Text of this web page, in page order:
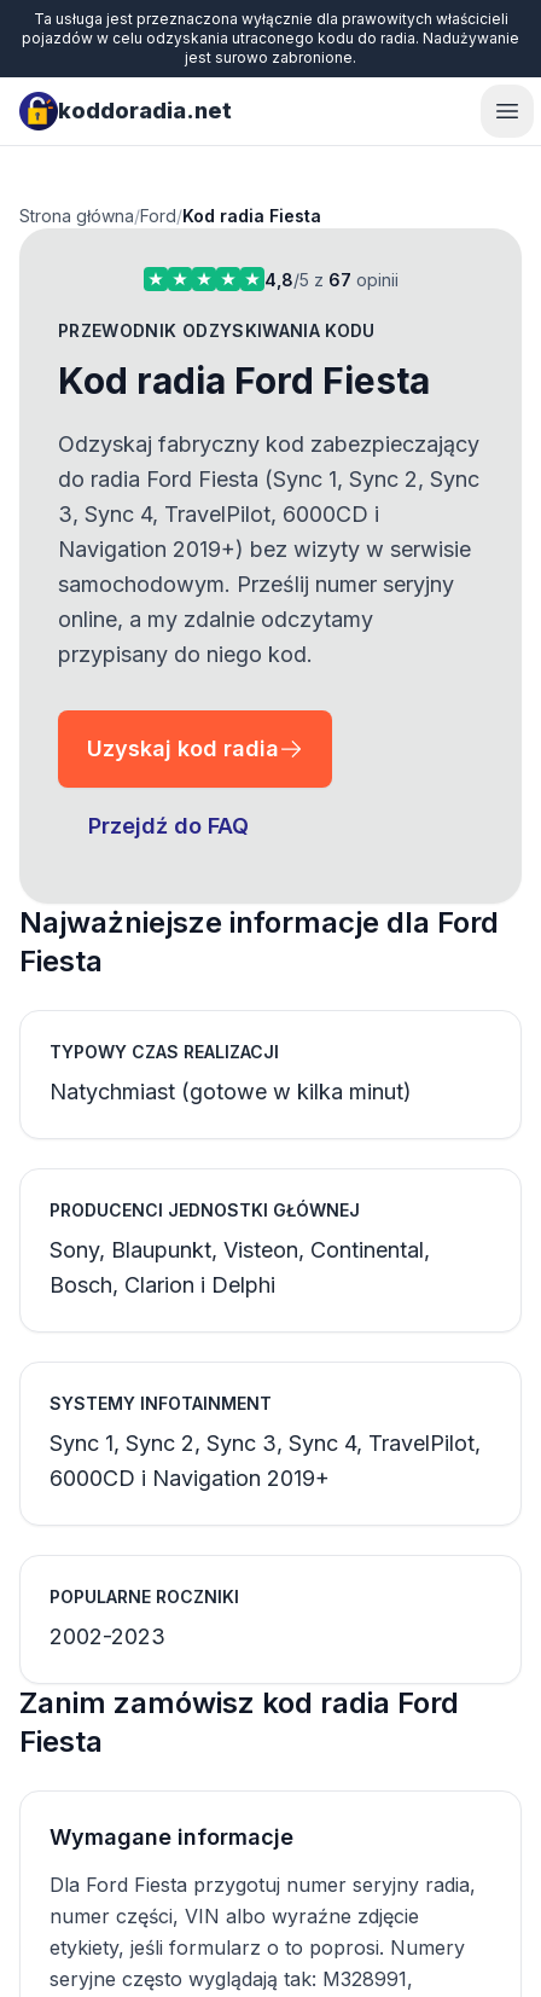
Ta usługa jest przeznaczona wyłącznie dla prawowitych właścicieli
pojazdów w celu odzyskania utraconego kodu do radia. Nadużywanie
jest surowo zabronione.
koddoradia.net
Strona główna/Ford/Kod radia Fiesta
4,8/5 z 67 opinii
PRZEWODNIK ODZYSKIWANIA KODU
Kod radia Ford Fiesta
Odzyskaj fabryczny kod zabezpieczający
do radia Ford Fiesta (Sync 1, Sync 2, Sync
3, Sync 4, TravelPilot, 6000CD i
Navigation 2019+) bez wizyty w serwisie
samochodowym. Prześlij numer seryjny
online, a my zdalnie odczytamy
przypisany do niego kod.
Uzyskaj kod radia
Przejdź do FAQ
Najważniejsze informacje dla Ford
Fiesta
TYPOWY CZAS REALIZACJI
Natychmiast (gotowe w kilka minut)
PRODUCENCI JEDNOSTKI GŁÓWNEJ
Sony, Blaupunkt, Visteon, Continental,
Bosch, Clarion i Delphi
SYSTEMY INFOTAINMENT
Sync 1, Sync 2, Sync 3, Sync 4, TravelPilot,
6000CD i Navigation 2019+
POPULARNE ROCZNIKI
2002-2023
Zanim zamówisz kod radia Ford
Fiesta
Wymagane informacje
Dla Ford Fiesta przygotuj numer seryjny radia,
numer części, VIN albo wyraźne zdjęcie
etykiety, jeśli formularz o to poprosi. Numery
seryjne często wyglądają tak: M328991,